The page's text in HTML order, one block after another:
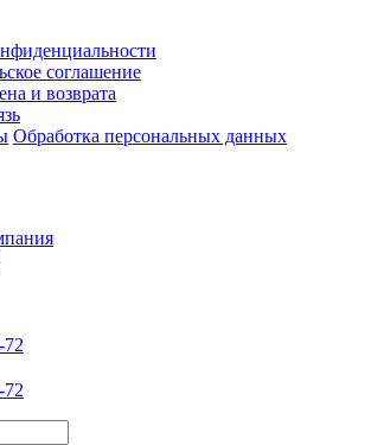
соглашение
и возврата
Обработка персональных данных
72
72